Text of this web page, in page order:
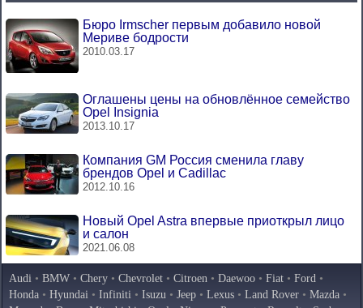
Бюро Irmscher первым добавило новой
Мериве бодрости
2010.03.17
Оглашены цены на обновлённое семейство
Opel Insignia
2013.10.17
Компания GM Россия сменила главу
брендов Opel и Cadillac
2012.10.16
Новый Opel Astra впервые приоткрыл лицо
и салон
2021.06.08
Audi • BMW • Chery • Chevrolet • Citroen • Daewoo • Fiat • Ford •
Honda • Hyundai • Infiniti • Isuzu • Jeep • Lexus • Land Rover • Mazda •